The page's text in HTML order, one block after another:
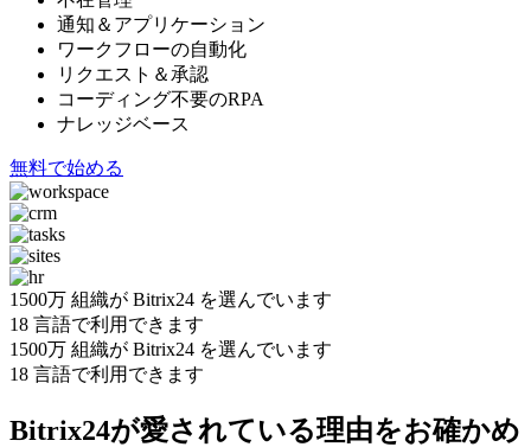
通知＆アプリケーション
ワークフローの自動化
リクエスト＆承認
コーディング不要のRPA
ナレッジベース
無料で始める
1500万 組織が Bitrix24 を選んでいます
18 言語で利用できます
1500万 組織が Bitrix24 を選んでいます
18 言語で利用できます
Bitrix24が愛されている理由をお確かめ